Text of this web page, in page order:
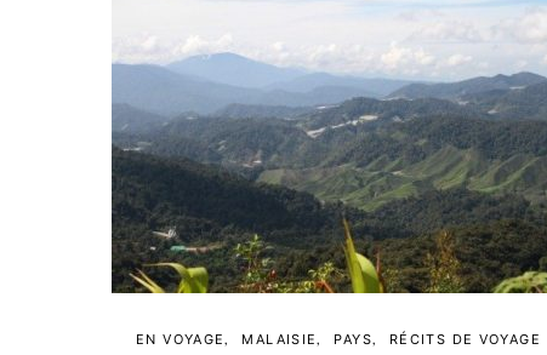
EN VOYAGE MALAISIE PAYS RÉCITS DE VOYAGE